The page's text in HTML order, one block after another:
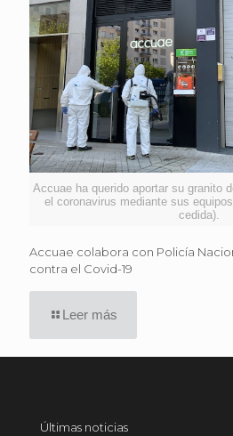
Accuae ha querido aportar su granito
el coronavirus mediante sus
cedida).
Accuae colabora con Policía
contra el Covid-19
Leer más
Últimas noticias